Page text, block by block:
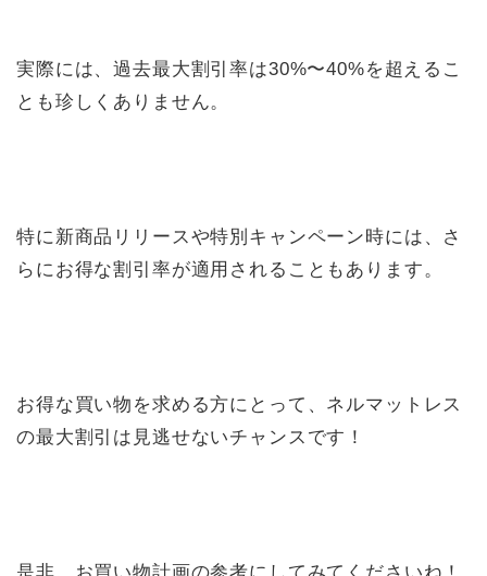
実際には、過去最大割引率は30%〜40%を超えるこ
とも珍しくありません。
特に新商品リリースや特別キャンペーン時には、さ
らにお得な割引率が適用されることもあります。
お得な買い物を求める方にとって、ネルマットレス
の最大割引は見逃せないチャンスです！